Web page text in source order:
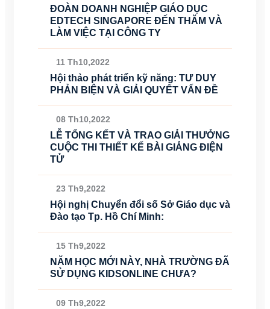
ĐOÀN DOANH NGHIỆP GIÁO DỤC
EDTECH SINGAPORE ĐẾN THĂM VÀ
LÀM VIỆC TẠI CÔNG TY
11 Th10,2022
Hội thảo phát triển kỹ năng: TƯ DUY
PHẢN BIỆN VÀ GIẢI QUYẾT VẤN ĐỀ
08 Th10,2022
LỄ TỔNG KẾT VÀ TRAO GIẢI THƯỞNG
CUỘC THI THIẾT KẾ BÀI GIẢNG ĐIỆN
TỬ
23 Th9,2022
Hội nghị Chuyển đổi số Sở Giáo dục và
Đào tạo Tp. Hồ Chí Minh:
15 Th9,2022
NĂM HỌC MỚI NÀY, NHÀ TRƯỜNG ĐÃ
SỬ DỤNG KIDSONLINE CHƯA?
09 Th9,2022